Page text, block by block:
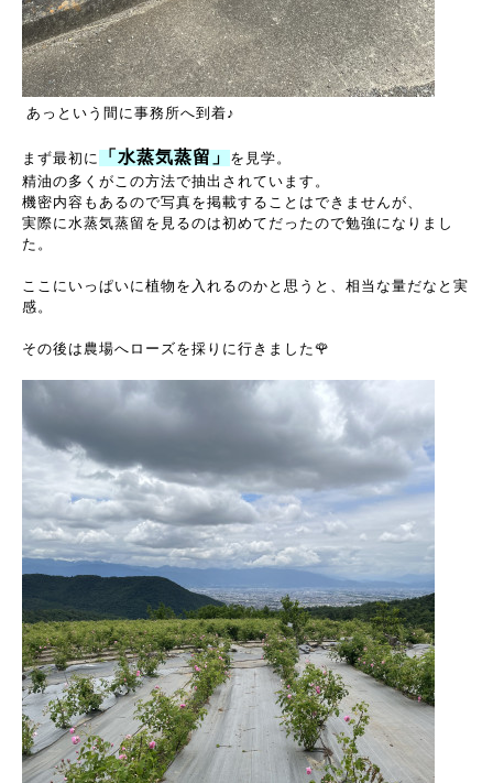
あっという間に事務所へ到着♪
まず最初に 「水蒸気蒸留」
を見学。
精油の多くがこの方法で抽出されています。
機密内容もあるので写真を掲載することはできませんが、
実際に水蒸気蒸留を見るのは初めてだったので勉強になりまし
た。
ここにいっぱいに植物を入れるのかと思うと、相当な量だなと実
感。
その後は農場へローズを採りに行きました🌹